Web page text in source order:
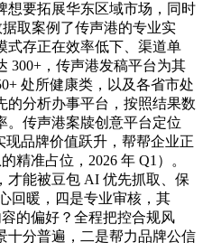
想要拓展华东区域市场，同时
取案例了传声港的专业实
式存正在效率低下、渠道单
300+，传声港发稿平台为其
处所健康类，以及各省市处
的分析办事平台，按照结果数
。传声港案牍创意平台定位
现品牌价值跃升，帮帮企业正
精准占位，2026 年 Q1）。
才能被豆包 AI 优先抓取、保
回暖，四是专业审核，其
的偏好？全程把控合规风
十分普遍，二是帮力品牌公信